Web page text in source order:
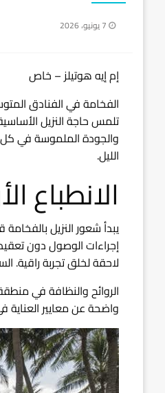
نُشر
7 يونيو، 2026
إم إيه هوتيلز – خاص
الفخامة في الفنادق
تلمس حاجة النزيل
والجودة الملموسة في كل
الليل.
الانطباع
يبدأ شعور النزيل
إجراءات الوصول دون
لاحقة لخلق تجربة راقية.
الروائح والنظافة في
واضحة عن معايير